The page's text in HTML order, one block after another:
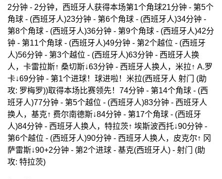
2分钟 - 2分钟，西班牙人获得本场第1个角球21分钟 - 第5个
角球 - (西班牙人)23分钟 - 第6个角球 - (西班牙人)34分钟 -
第8个角球 - (西班牙人)36分钟 - 第9个角球 - (西班牙人)42分
钟 - 第11个角球 - (西班牙人)49分钟 - 第2个越位 - (西班牙
人)56分钟 - 第3个越位 - (西班牙人)63分钟 - 西班牙人换
人，卡雷拉斯↑ 桑切斯↓63分钟 - 西班牙人换人，米拉↑ A.罗
卡↓69分钟 - 第1个进球！球进啦！米拉(西班牙人 射门 (助
攻: 罗梅罗))取得本场比赛领先！74分钟 - 第14个角球 - (西
班牙人)77分钟 - 第5个越位 - (西班牙人)83分钟 - 西班牙人
换人，基克↑ 费尔南德斯↓84分钟 - 第17个角球 - (西班牙
人)84分钟 - 西班牙人换人，特拉茨↑ 埃斯波西托↓90分钟 -
第6个越位 - (西班牙人)90分钟 - 西班牙人换人，皮克尔↑ 冈
萨雷斯↓90+2分钟 - 第2个进球 - 基克(西班牙人) - 射门 (助
攻: 特拉茨)